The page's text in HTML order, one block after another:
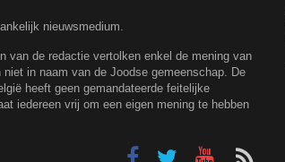
nieuwsmedium.
van de redactie vertolken enkel de mening van
in naam van de Joodse gemeenschap. De
heeft geen gemandateerde feitelijke
iedereen vrij om een eigen mening te hebben